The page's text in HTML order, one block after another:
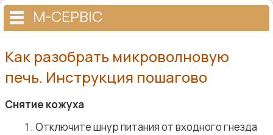
М-СЕРВІС
Как разобрать микроволновую
печь. Инструкция пошагово
Снятие кожуха
Отключите шнур питания от входного гнезда